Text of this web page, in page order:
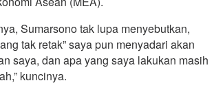
Sumarsono tak lupa menyebutkan,
tak retak” saya pun menyadari akan
saya, dan apa yang saya lakukan masih
kuncinya.